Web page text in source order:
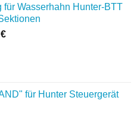
für Wasserhahn Hunter-BTT
€Aktueller
für Hunter Steuergerät